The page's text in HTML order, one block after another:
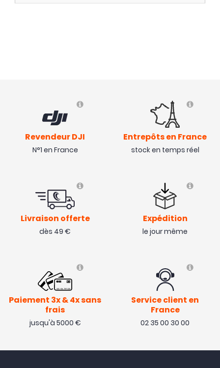
Revendeur DJI
N°1 en France
Entrepôts en France
stock en temps réel
Livraison offerte
dès 49 €
Expédition
le jour même
Paiement 3x & 4x sans
frais
jusqu'à 5000 €
Service client en
France
02 35 00 30 00